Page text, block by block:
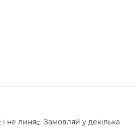
не линяє. Замовляй у декілька